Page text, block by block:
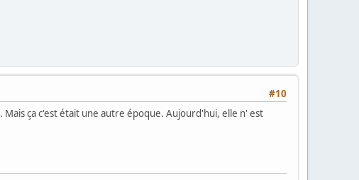
#10
Mais ça c'est était une autre époque. Aujourd'hui, elle n' est